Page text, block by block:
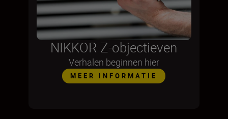
NIKKOR Z-objectieven
Verhalen beginnen hier
MEER INFORMATIE